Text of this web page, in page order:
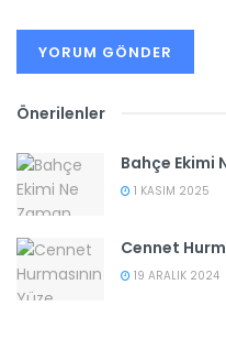
Önerilenler
Bahçe Ekimi
1 KASIM 2025
Cennet
19 ARALIK 2024